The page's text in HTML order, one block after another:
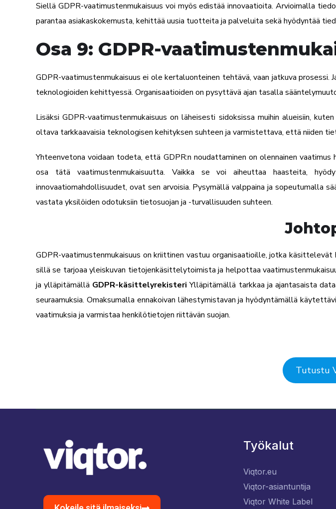
Siellä GDPR-vaatimustenmukaisuus voi myös edistää innovaatioita. Arvioimalla
parantaa asiakaskokemusta, kehittää uusia tuotteita ja palveluita sekä hyödyntää
Osa 9: GDPR-
GDPR-vaatimustenmukaisuus ei ole kertaluonteinen tehtävä, vaan jatkuva
teknologioiden kehittyessä. Organisaatioiden on pysyttävä ajan tasalla
Lisäksi GDPR-vaatimustenmukaisuus on läheisesti sidoksissa muihin alueisiin,
oltava tarkkaavaisia teknologisen kehityksen suhteen ja varmistettava, että niiden
Yhteenvetona voidaan todeta, että GDPR:n noudattaminen on olennainen
osa tätä vaatimustenmukaisuutta. Vaikka se voi aiheuttaa haasteita,
innovaatiomahdollisuudet, ovat sen arvoisia. Pysymällä valppaina ja sopeutumalla
vastata yksilöiden odotuksiin tietosuojan ja -turvallisuuden suhteen.
GDPR-vaatimustenmukaisuus on kriittinen vastuu organisaatioille, jotka käsittelevät
sillä se tarjoaa yleiskuvan tietojenkäsittelytoimista ja helpottaa
ja ylläpitämällä GDPR-käsittelyrekisteri Ylläpitämällä tarkkaa ja ajantasaista
seuraamuksia. Omaksumalla ennakoivan lähestymistavan ja hyödyntämällä
vaatimuksia ja varmistaa henkilötietojen riittävän suojan.
Tutustu
Työkalut
Viqtor.eu
Viqtor-asiantuntija
Viqtor White Label